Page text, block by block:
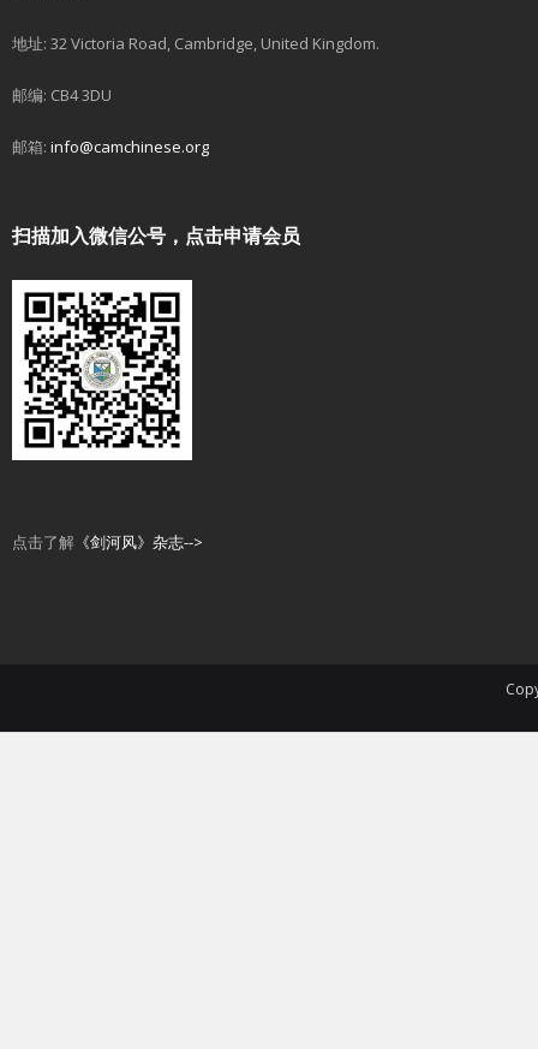
地址: 32 Victoria Road, Cambridge, United Kingdom.
邮编: CB4 3DU
邮箱: info@camchinese.org
扫描加入微信公号，点击申请会员
点击了解 《剑河风》杂志-->